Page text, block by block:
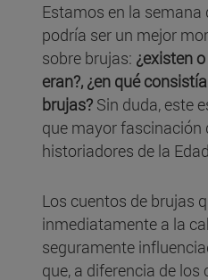
Estamos en la semana
podría ser un mejor
sobre brujas: ¿existen
eran?, ¿en qué
brujas? Sin duda, este
que mayor fascinación
historiadores de la
Los cuentos de brujas
inmediatamente a la
seguramente
que, a diferencia de los